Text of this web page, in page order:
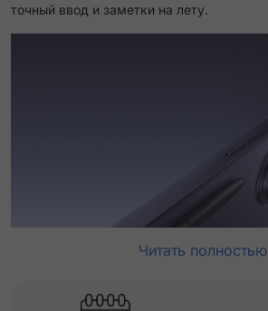
точный ввод и заметки на лету.
Читать полностью